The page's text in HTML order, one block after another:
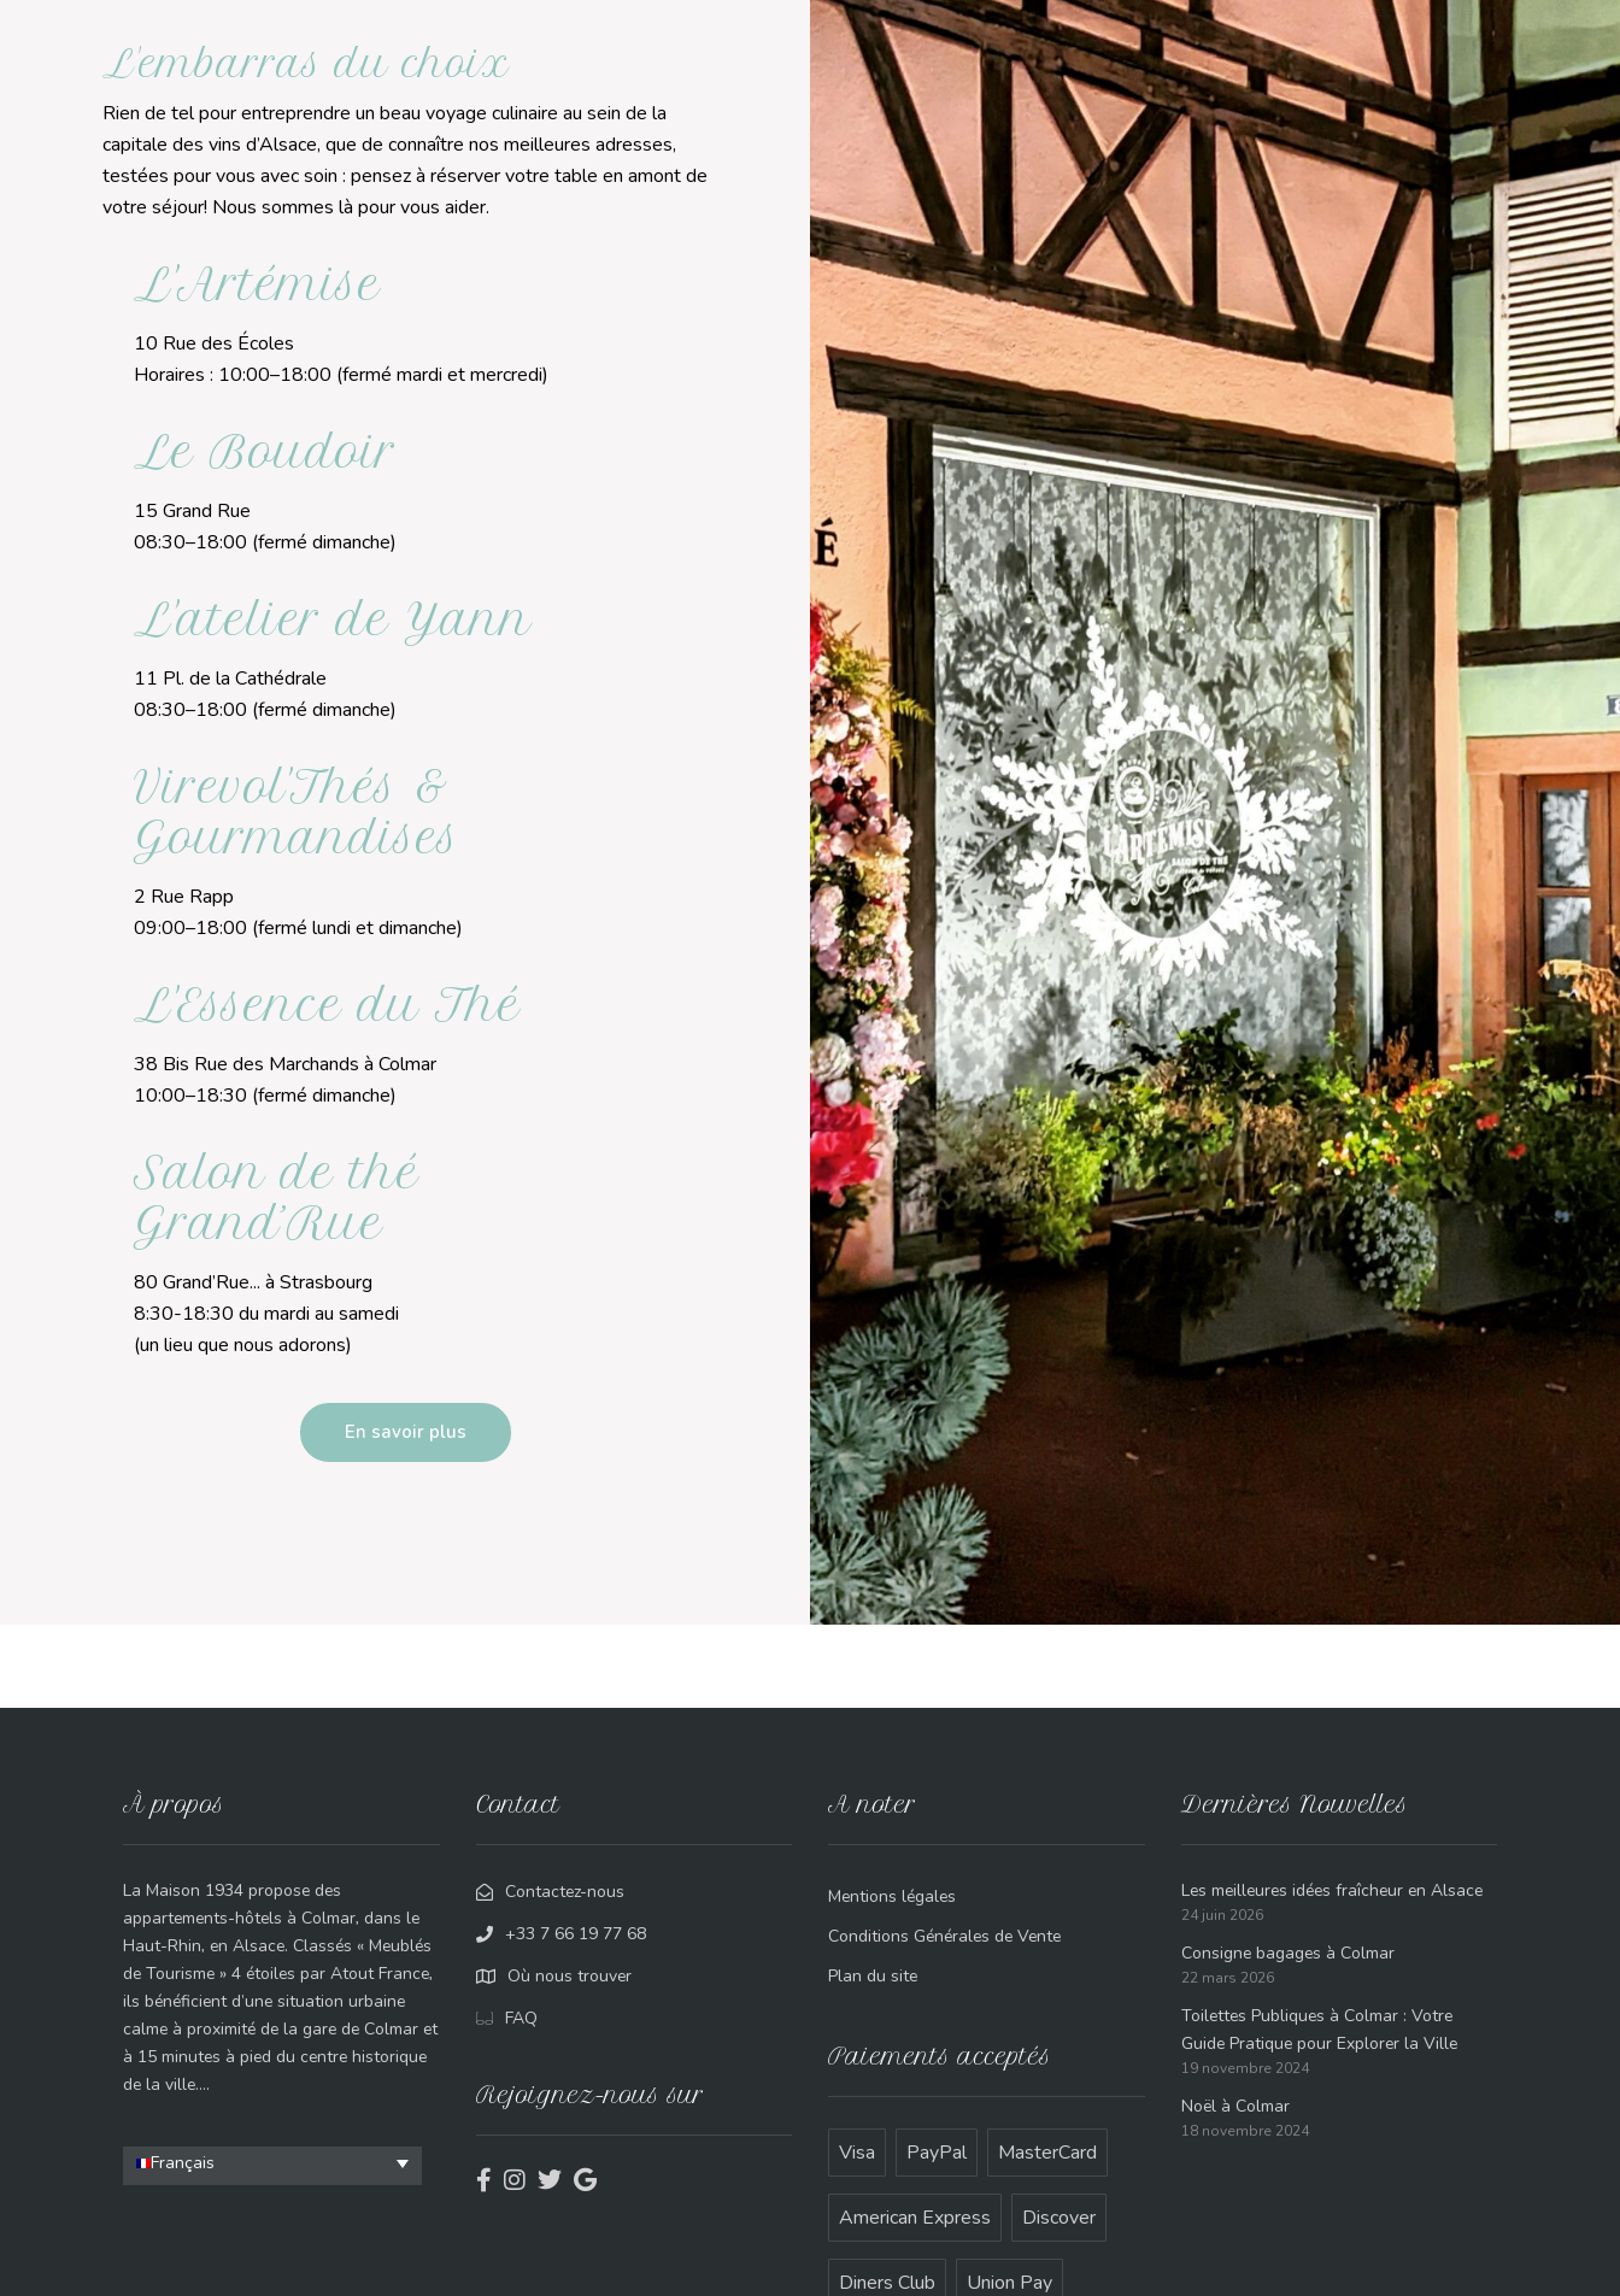
L'embarras du choix
Rien de tel pour entreprendre un beau voyage culinaire au sein de la
capitale des vins d’Alsace, que de connaître nos meilleures adresses,
testées pour vous avec soin : pensez à réserver votre table en amont de
votre séjour! Nous sommes là pour vous aider.
L'Artémise
10 Rue des Écoles
Horaires : 10:00–18:00 (fermé mardi et mercredi)
Le Boudoir
15 Grand Rue
08:30–18:00 (fermé dimanche)
L'atelier de Yann
11 Pl. de la Cathédrale
08:30–18:00 (fermé dimanche)
Virevol'Thés &
Gourmandises
2 Rue Rapp
09:00–18:00 (fermé lundi et dimanche)
L'Essence du Thé
38 Bis Rue des Marchands à Colmar
10:00–18:30 (fermé dimanche)
Salon de thé
Grand’Rue
80 Grand’Rue... à Strasbourg
8:30-18:30 du mardi au samedi
(un lieu que nous adorons)
En savoir plus
À propos
La Maison 1934 propose des
appartements-hôtels à Colmar, dans le
Haut-Rhin, en Alsace. Classés « Meublés
de Tourisme » 4 étoiles par Atout France,
ils bénéficient d’une situation urbaine
calme à proximité de la gare de Colmar et
à 15 minutes à pied du centre historique
de la ville….
Français
Contact
Contactez-nous
+33 7 66 19 77 68
Où nous trouver
FAQ
Rejoignez-nous sur
A noter
Mentions légales
Conditions Générales de Vente
Plan du site
Paiements acceptés
Visa PayPal MasterCard
American Express Discover
Diners Club Union Pay
Dernières Nouvelles
Les meilleures idées fraîcheur en Alsace
24 juin 2026
Consigne bagages à Colmar
22 mars 2026
Toilettes Publiques à Colmar : Votre
Guide Pratique pour Explorer la Ville
19 novembre 2024
Noël à Colmar
18 novembre 2024